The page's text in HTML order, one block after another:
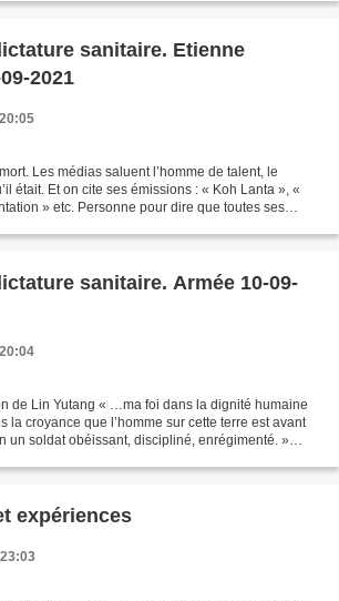
sanitaire. Etienne
2021
Les médias saluent l’homme de talent, le
était. Et on cite ses émissions : « Koh Lanta », «
» etc. Personne pour dire que toutes ses
sanitaire. Armée 10-09-
de Lin Yutang « …ma foi dans la dignité humaine
la croyance que l’homme sur cette terre est avant
un soldat obéissant, discipliné, enrégimenté. »
expériences